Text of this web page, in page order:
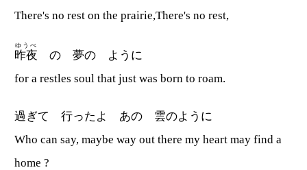
There's no rest on the prairie,There's no rest,
昨夜
ゆうべ
の 夢の ように
for a restles soul that just was born to roam.
過ぎて 行ったよ あの 雲のように
Who can say, maybe way out there my heart may find a
home ?